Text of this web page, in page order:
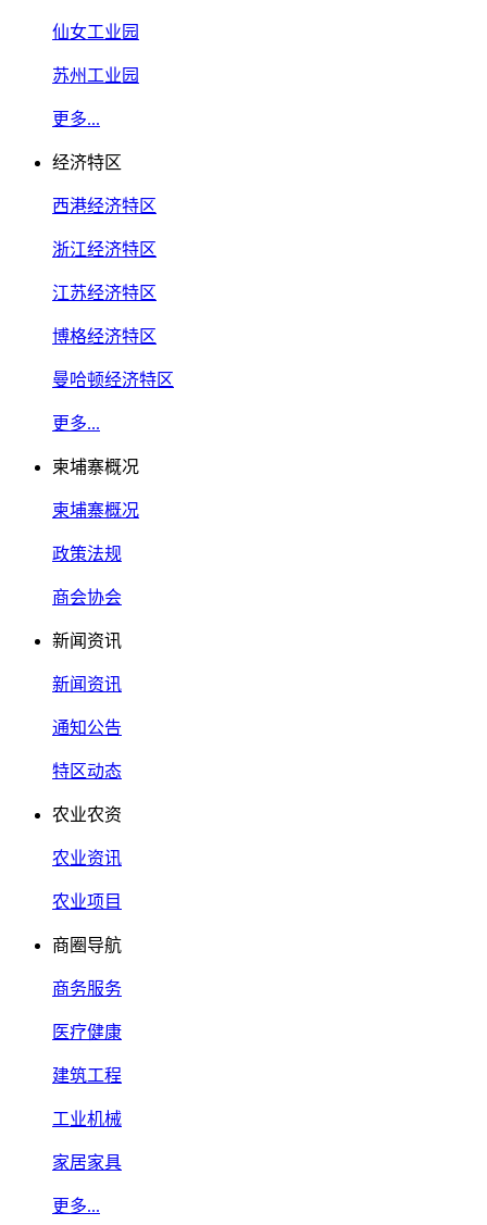
仙女工业园
苏州工业园
更多...
经济特区
西港经济特区
浙江经济特区
江苏经济特区
博格经济特区
曼哈顿经济特区
更多...
柬埔寨概况
柬埔寨概况
政策法规
商会协会
新闻资讯
新闻资讯
通知公告
特区动态
农业农资
农业资讯
农业项目
商圈导航
商务服务
医疗健康
建筑工程
工业机械
家居家具
更多...